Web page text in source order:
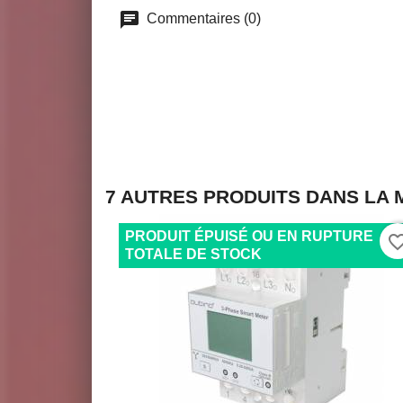
Commentaires (0)
7 AUTRES PRODUITS DANS LA
PRODUIT ÉPUISÉ OU EN RUPTURE
TOTALE DE STOCK